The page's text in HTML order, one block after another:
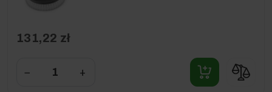
131,22 zł
− +